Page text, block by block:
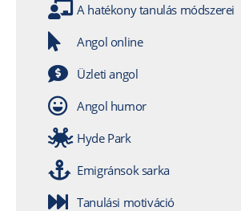
A hatékony tanulás módszerei
Angol online
Üzleti angol
Angol humor
Hyde Park
Emigránsok sarka
Tanulási motiváció